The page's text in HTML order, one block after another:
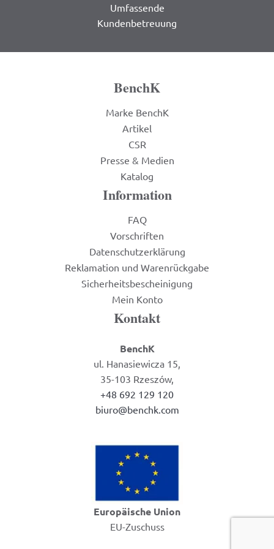
Umfassende
Kundenbetreuung
BenchK
Marke BenchK
Artikel
CSR
Presse & Medien
Katalog
Information
FAQ
Vorschriften
Datenschutzerklärung
Reklamation und Warenrückgabe
Sicherheitsbescheinigung
Mein Konto
Kontakt
BenchK
ul. Hanasiewicza 15,
35-103 Rzeszów,
+48 692 129 120
biuro@benchk.com
Europäische Union
EU-Zuschuss